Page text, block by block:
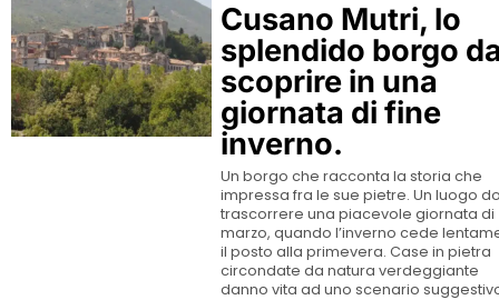
Cusano Mutri, lo
splendido borgo
scoprire in una
giornata di fine
inverno.
Un borgo che racconta la storia che
impressa fra le sue pietre. Un luogo
trascorrere una piacevole giornata di
marzo, quando l’inverno cede
il posto alla primevera. Case in pietra
circondate da natura verdeggiante
danno vita ad uno scenario